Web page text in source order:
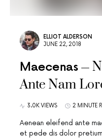
ELLIOT ALDERSON
JUNE 22, 2018
Maecenas
Ante Nam
3.0K VIEWS 2 MINUTE
Aenean eleifend ante
et pede dis dolor